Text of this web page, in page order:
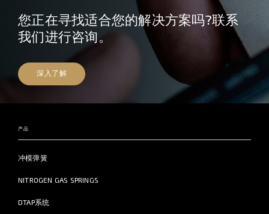
您正在寻找适合您的解决方案吗?联系
我们进行咨询。
深入了解
产品
冲模弹簧
NITROGEN GAS SPRINGS
DTAP系统